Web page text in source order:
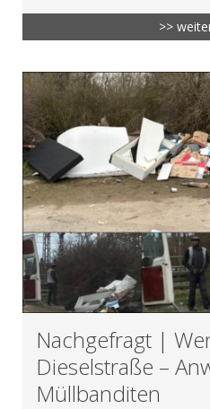
>>
Nachgefragt |
Dieselstraße –
Müllbanditen